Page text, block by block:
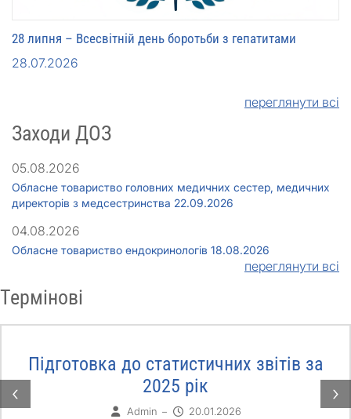
28 липня – Всесвітній день боротьби з гепатитами
28.07.2026
переглянути всі
Заходи ДОЗ
05.08.2026
Обласне товариство головних медичних сестер, медичних
директорів з медсестринства 22.09.2026
04.08.2026
Обласне товариство ендокринологів 18.08.2026
переглянути всі
Термінові
Підготовка до статистичних звітів за
2025 рік
Admin – 20.01.2026
‹ ›